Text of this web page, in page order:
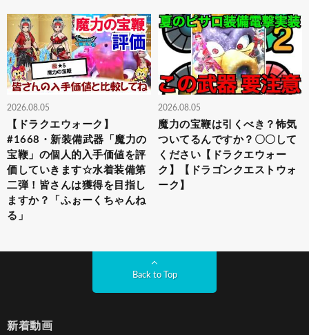
2026.08.05
【ドラクエウォーク】
#1668・新装備武器「魔力の
宝鞭」の個人的入手価値を評
価していきます☆水着装備第
二弾！皆さんは獲得を目指し
ますか？「ふぉーくちゃんね
る」
2026.08.05
魔力の宝鞭は引くべき？怖気
ついてるんですか？〇〇して
ください【ドラクエウォー
ク】【ドラゴンクエストウォ
ーク】
Back to Top
新着動画